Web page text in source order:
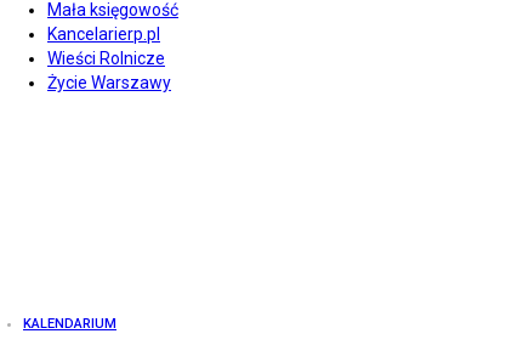
Mała księgowość
Kancelarierp.pl
Wieści Rolnicze
Życie Warszawy
KALENDARIUM